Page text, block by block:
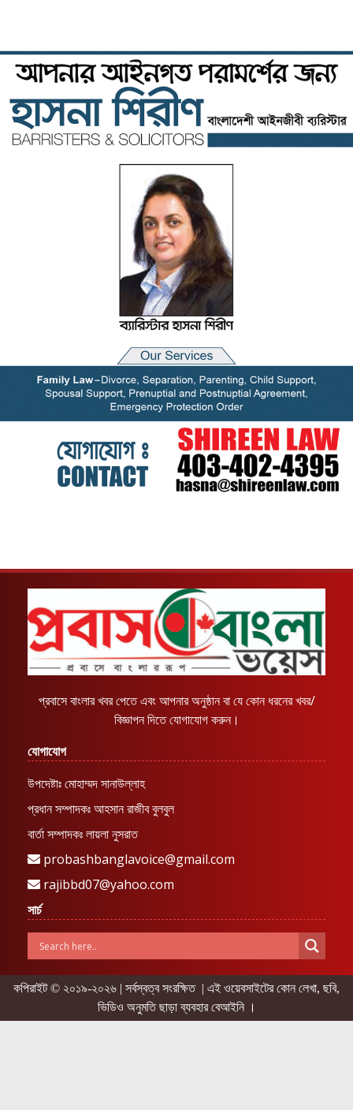
প্রবাসে বাংলার খবর পেতে এবং আপনার অনুষ্ঠান বা যে কোন ধরনের খবর/
বিজ্ঞাপন দিতে যোগাযোগ করুন।
যোগাযোগ
উপদেষ্টাঃ মোহাম্মদ সানাউল্লাহ
প্রধান সম্পাদকঃ আহসান রাজীব বুলবুল
বার্তা সম্পাদকঃ লায়লা নুসরাত
probashbanglavoice@gmail.com
rajibbd07@yahoo.com
সার্চ
কপিরাইট © ২০১৯-২০২৬ | সর্বস্বত্ব সংরক্ষিত | এই ওয়েবসাইটের কোন লেখা, ছবি,
ভিডিও অনুমতি ছাড়া ব্যবহার বেআইনি ।